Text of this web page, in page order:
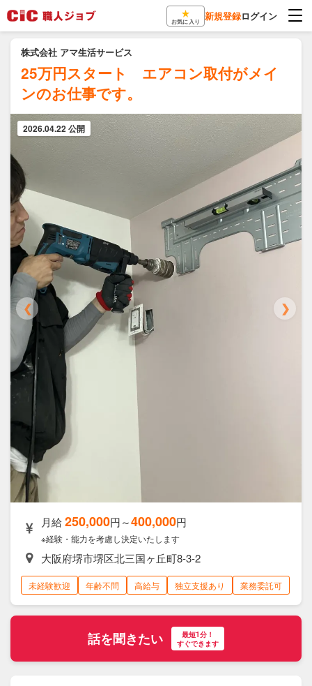
★
お気に入り 新規登録ログイン
株式会社 アマ生活サービス
25万円スタート エアコン取付がメイ
ンのお仕事です。
2026.04.22 公開
❮ ❯
月給250,000円～400,000円
※経験・能力を考慮し決定いたします
大阪府堺市堺区北三国ヶ丘町8-3-2
未経験歓迎 年齢不問 高給与 独立支援あり 業務委託可
話を聞きたい
最短1分！
すぐできます